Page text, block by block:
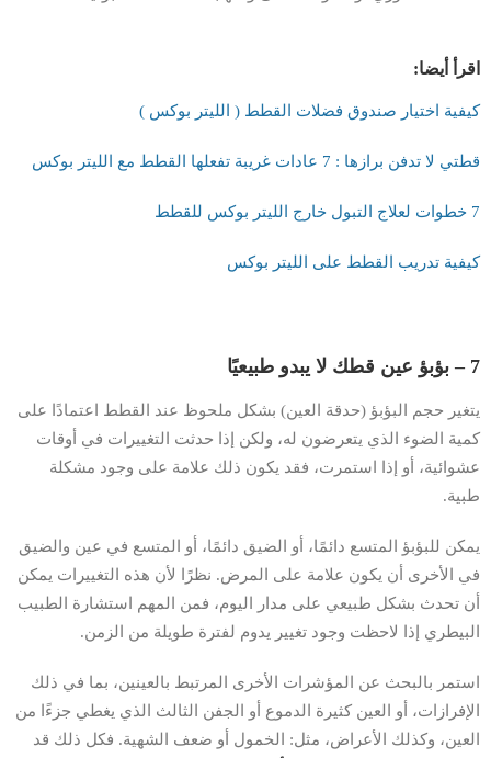
اقرأ أيضا:
كيفية اختيار صندوق فضلات القطط ( الليتر بوكس )
قطتي لا تدفن برازها : 7 عادات غريبة تفعلها القطط مع الليتر بوكس
7 خطوات لعلاج التبول خارج الليتر بوكس للقطط
كيفية تدريب القطط على الليتر بوكس
7 – بؤبؤ عين قطك لا يبدو طبيعيًا
يتغير حجم البؤبؤ (حدقة العين) بشكل ملحوظ عند القطط اعتمادًا على
كمية الضوء الذي يتعرضون له، ولكن إذا حدثت التغييرات في أوقات
عشوائية، أو إذا استمرت، فقد يكون ذلك علامة على وجود مشكلة
طبية.
يمكن للبؤبؤ المتسع دائمًا، أو الضيق دائمًا، أو المتسع في عين والضيق
في الأخرى أن يكون علامة على المرض. نظرًا لأن هذه التغييرات يمكن
أن تحدث بشكل طبيعي على مدار اليوم، فمن المهم استشارة الطبيب
البيطري إذا لاحظت وجود تغيير يدوم لفترة طويلة من الزمن.
استمر بالبحث عن المؤشرات الأخرى المرتبط بالعينين، بما في ذلك
الإفرازات، أو العين كثيرة الدموع أو الجفن الثالث الذي يغطي جزءًا من
العين، وكذلك الأعراض، مثل: الخمول أو ضعف الشهية. فكل ذلك قد